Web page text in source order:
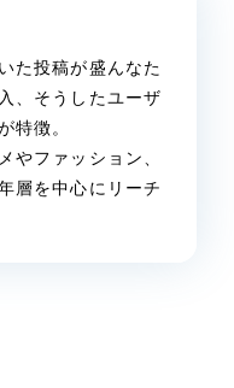
た投稿が盛んなた
、そうしたユーザ
特徴。
やファッション、
層を中心にリーチ